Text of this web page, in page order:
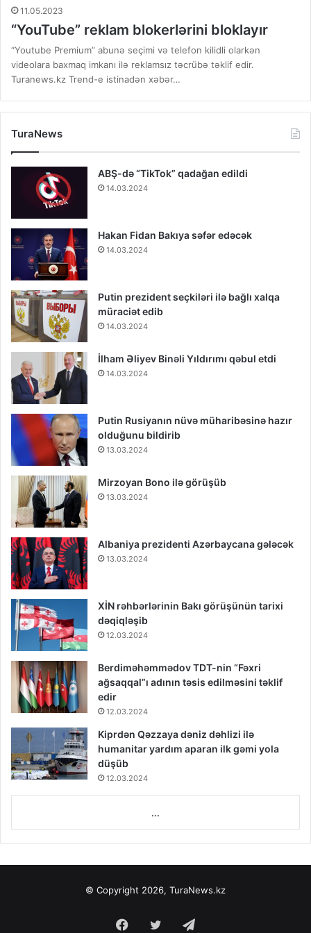
11.05.2023
“YouTube” reklam blokerlərini bloklayır
“Youtube Premium” abunə seçimi və telefon kilidli olarkən
videolara baxmaq imkanı ilə reklamsız təcrübə təklif edir.
Turanews.kz Trend-е istinadən xəbər…
TuraNews
ABŞ-də “TikTok” qadağan edildi
14.03.2024
Hakan Fidan Bakıya səfər edəcək
14.03.2024
Putin prezident seçkiləri ilə bağlı xalqa
müraciət edib
14.03.2024
İlham Əliyev Binəli Yıldırımı qəbul etdi
14.03.2024
Putin Rusiyanın nüvə müharibəsinə hazır
olduğunu bildirib
13.03.2024
Mirzoyan Bono ilə görüşüb
13.03.2024
Albaniya prezidenti Azərbaycana gələcək
13.03.2024
XİN rəhbərlərinin Bakı görüşünün tarixi
dəqiqləşib
12.03.2024
Berdiməhəmmədov TDT-nin “Fəxri
ağsaqqal”ı adının təsis edilməsini təklif
edir
12.03.2024
Kiprdən Qəzzaya dəniz dəhlizi ilə
humanitar yardım aparan ilk gəmi yola
düşüb
12.03.2024
...
© Copyright 2026, TuraNews.kz
Facebook
Twitter